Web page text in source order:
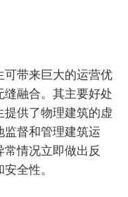
带来巨大的运营优
融合。其主要好处
供了物理建筑的虚
督和管理建筑运
情况立即做出反
全性。